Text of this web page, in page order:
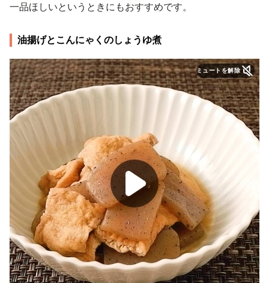
一品ほしいというときにもおすすめです。
油揚げとこんにゃくのしょうゆ煮
ミュートを解除